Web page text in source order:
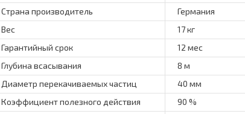
Страна производитель
Германия
Вес
17 кг
Гарантийный срок
12 мес
Глубина всасывания
8 м
Диаметр перекачиваемых частиц
40 мм
Коэффициент полезного действия
90 %